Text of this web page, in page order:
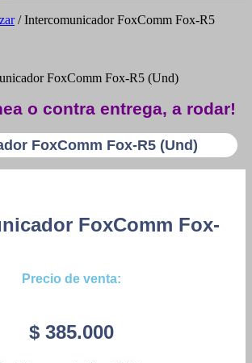
/ Intercomunicador FoxComm Fox-R5
FoxComm Fox-R5 (Und)
o contra entrega, a rodar!
FoxComm Fox-R5 (Und)
FoxComm Fox-
Precio de venta:
$385.000